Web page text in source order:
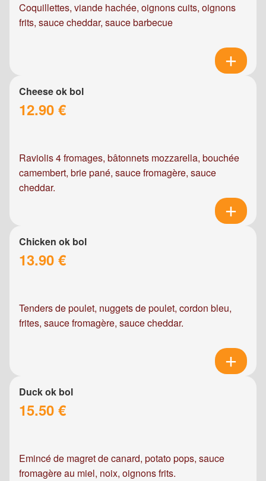
Coquillettes, viande hachée, oignons cuits, oignons
frits, sauce cheddar, sauce barbecue
Cheese ok bol
12.90 €
Raviolis 4 fromages, bâtonnets mozzarella, bouchée
camembert, brie pané, sauce fromagère, sauce
cheddar.
Chicken ok bol
13.90 €
Tenders de poulet, nuggets de poulet, cordon bleu,
frites, sauce fromagère, sauce cheddar.
Duck ok bol
15.50 €
Emincé de magret de canard, potato pops, sauce
fromagère au miel, noix, oignons frits.